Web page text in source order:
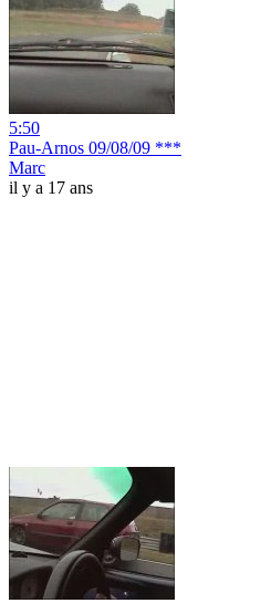
5:50
Pau-Arnos 09/08/09 ***
Marc
il y a 17 ans